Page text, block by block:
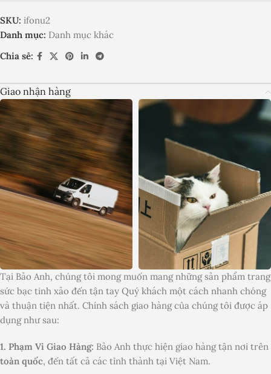
SKU: ifonu2
Danh mục: Danh mục khác
Chia sẻ:
Giao nhận hàng
Tại Bảo Anh, chúng tôi mong muốn mang những sản phẩm trang
sức bạc tinh xảo đến tận tay Quý khách một cách nhanh chóng
và thuận tiện nhất. Chính sách giao hàng của chúng tôi được áp
dụng như sau:
1. Phạm Vi Giao Hàng: Bảo Anh thực hiện giao hàng tận nơi trên
toàn quốc, đến tất cả các tỉnh thành tại Việt Nam.